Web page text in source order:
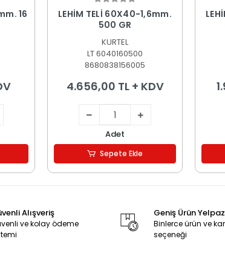
16
Sepete Ekle
LEHİM TELİ 60X40-1,6mm.
500 GR
KURTEL
LT 6040160500
8680838156005
4.656,00 TL + KDV
Adet
Sepete Ekle
Alışveriş
ve kolay ödeme
Geniş Ürün
Binlerce ürün ve
seçeneği